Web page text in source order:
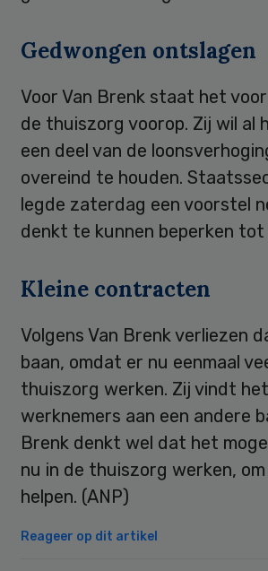
Gedwongen ontslagen
Voor Van Brenk staat het
de thuiszorg voorop. Zij wil al
een deel van de
overeind te houden.
legde zaterdag een voorstel
denkt te kunnen beperken
Kleine contracten
Volgens Van Brenk verliezen
baan, omdat er nu eenmaal
thuiszorg werken. Zij vindt
werknemers aan een andere
Brenk denkt wel dat het
nu in de thuiszorg werken,
helpen. (ANP)
Reageer op dit artikel